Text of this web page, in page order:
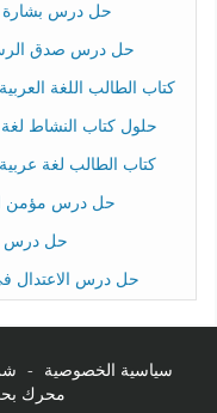
حل درس بشارة
حل درس صدق الرسول سورة
كتاب الطالب اللغة العربية
حلول كتاب النشاط لغة
كتاب الطالب لغة عربية
حل درس مؤمن
حل درس
حل درس الاعتدال
سياسية الخصوصية -
محرك